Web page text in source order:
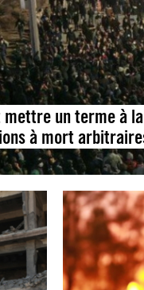
un terme à
à mort